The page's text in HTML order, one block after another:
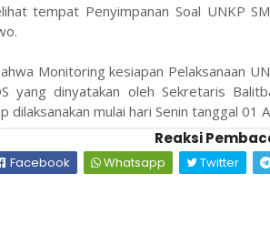
tempat Penyimpanan Soal UNKP
Monitoring kesiapan Pelaksanaan
yang dinyatakan oleh Sekretaris
dilaksanakan mulai hari Senin tanggal 01
Reaksi
Facebook Whatsapp Twitter